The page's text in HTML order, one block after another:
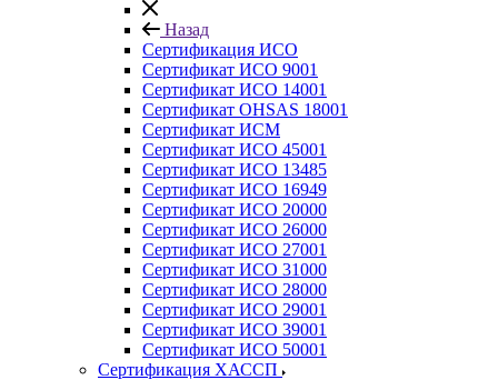
Назад
Сертификация ИСО
Сертификат ИСО 9001
Сертификат ИСО 14001
Сертификат OHSAS 18001
Сертификат ИСМ
Сертификат ИСО 45001
Сертификат ИСО 13485
Сертификат ИСО 16949
Сертификат ИСО 20000
Сертификат ИСО 26000
Сертификат ИСО 27001
Сертификат ИСО 31000
Сертификат ИСО 28000
Сертификат ИСО 29001
Сертификат ИСО 39001
Сертификат ИСО 50001
Сертификация ХАССП